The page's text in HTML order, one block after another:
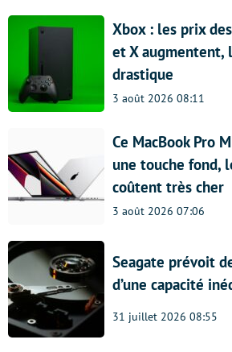
Xbox : les prix
et X augmentent,
drastique
3 août 2026 08:11
Ce MacBook Pro
une touche fond,
coûtent très cher
3 août 2026 07:06
Seagate prévoit
d’une capacité
31 juillet 2026 08:55